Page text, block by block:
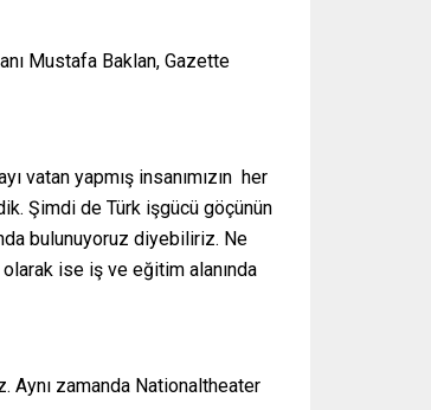
Mustafa Baklan, Gazette
vatan yapmış insanımızın her
Şimdi de Türk işgücü göçünün
bulunuyoruz diyebiliriz. Ne
olarak ise iş ve eğitim alanında
Aynı zamanda Nationaltheater